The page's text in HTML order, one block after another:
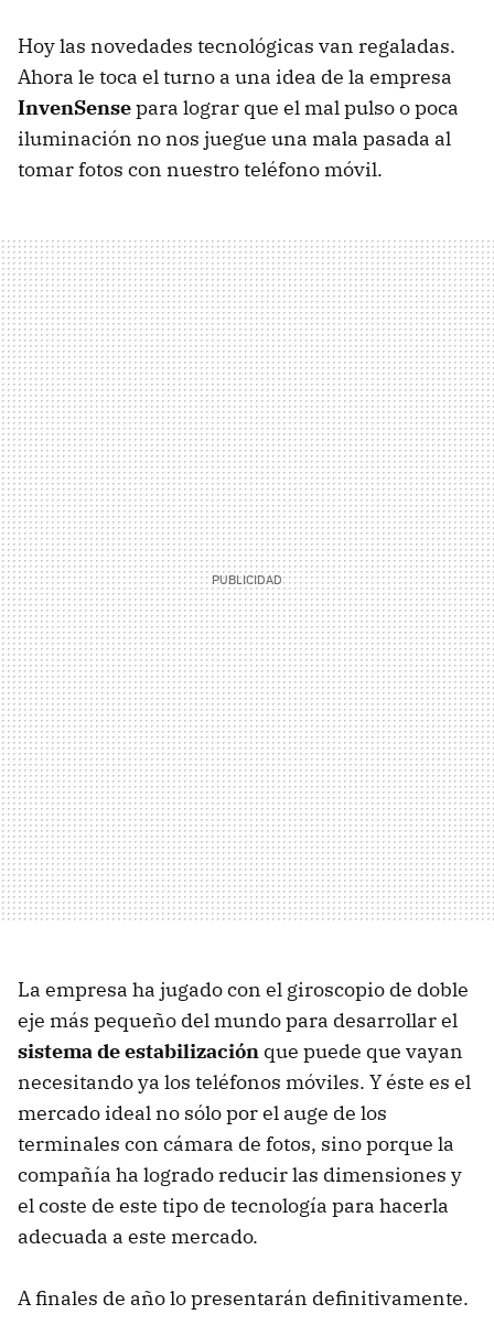
Hoy las novedades tecnológicas van regaladas.
Ahora le toca el turno a una idea de la empresa
InvenSensepara lograr que el mal pulso o poca
iluminación no nos juegue una mala pasada al
tomar fotos con nuestro teléfono móvil.
La empresa ha jugado con el giroscopio de doble
eje más pequeño del mundo para desarrollar el
sistema de estabilización que puede que vayan
necesitando ya los teléfonos móviles. Y éste es el
mercado ideal no sólo por el auge de los
terminales con cámara de fotos, sino porque la
compañía ha logrado reducir las dimensiones y
el coste de este tipo de tecnología para hacerla
adecuada a este mercado.
A finales de año lo presentarán definitivamente.